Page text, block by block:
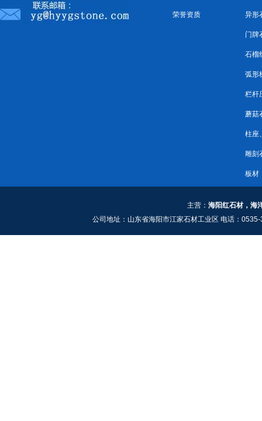
荣誉资质 异形
门牌
石榴
弧形
栏杆
蘑菇
柱座
雕刻
板材
主营： 海阳红石材，海
公司地址：山东省海阳市江家石材工业区 电话：